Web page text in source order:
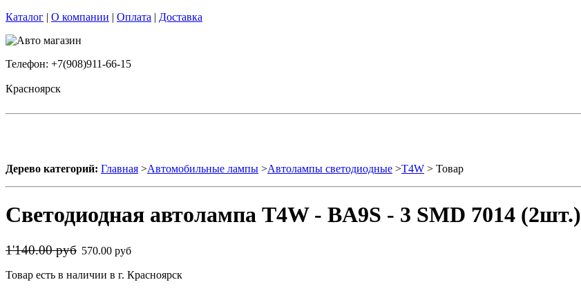
Каталог | О компании | Оплата | Доставка
Телефон: +7(908)911-66-15
Красноярск
Дерево категорий: Главная >Автомобильные лампы >Автолампы светодиодные >T4W > Товар
Светодиодная автолампа T4W - BA9S - 3 SMD 7014 (2шт.)
1'140.00 руб 570.00 руб
Товар есть в наличии в г. Красноярск